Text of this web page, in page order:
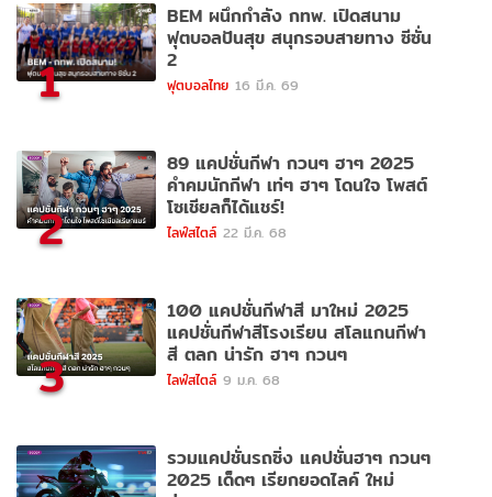
1
BEM ผนึกกำลัง กทพ. เปิดสนาม
ฟุตบอลปันสุข สนุกรอบสายทาง ซีซั่น
2
ฟุตบอลไทย 16 มี.ค. 69
2
89 แคปชั่นกีฬา กวนๆ ฮาๆ 2025
คำคมนักกีฬา เท่ๆ ฮาๆ โดนใจ โพสต์
โซเชียลก็ได้แชร์!
ไลฟ์สไตล์ 22 มี.ค. 68
3
100 แคปชั่นกีฬาสี มาใหม่ 2025
แคปชั่นกีฬาสีโรงเรียน สโลแกนกีฬา
สี ตลก น่ารัก ฮาๆ กวนๆ
ไลฟ์สไตล์ 9 ม.ค. 68
รวมแคปชั่นรถซิ่ง แคปชั่นฮาๆ กวนๆ
2025 เด็ดๆ เรียกยอดไลค์ ใหม่